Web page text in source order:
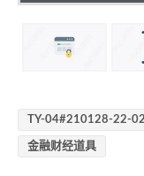
TY-04#210128-22-02
金融财经道具